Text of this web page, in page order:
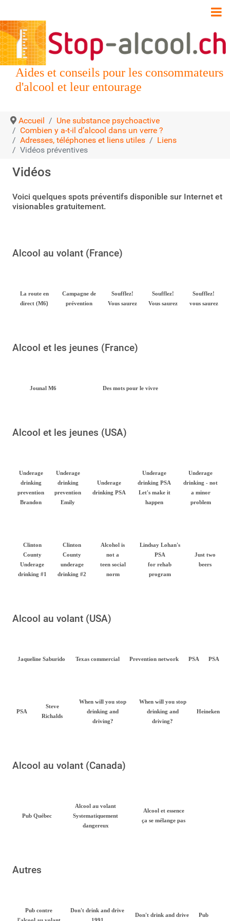
Aides et conseils pour les consommateurs
d'alcool et leur entourage
Accueil
Une substance psychoactive
Combien y a-t-il d’alcool dans un verre ?
Adresses, téléphones et liens utiles
Liens
Vidéos préventives
Vidéos
Voici quelques spots préventifs disponible sur Internet et
visionables gratuitement.
Alcool au volant (France)
La route en
direct (M6)
Campagne de
prévention
Soufflez!
Vous saurez
Soufflez!
Vous saurez
Soufflez!
vous saurez
Alcool et les jeunes (France)
Jounal M6 Des mots pour le vivre
Alcool et les jeunes (USA)
Underage
drinking
prevention
Brandon
Underage
drinking
prevention
Emily
Underage
drinking PSA
Underage
drinking PSA
Let's make it
happen
Underage
drinking - not
a minor
problem
Clinton
County
Underage
drinking #1
Clinton
County
underage
drinking #2
Alcohol is
not a
teen social
norm
Lindsay Lohan's
PSA
for rehab
program
Just two
beers
Alcool au volant (USA)
Jaqueline Saburido Texas commercial Prevention network PSA PSA
PSA
Steve
Richalds
When will you stop
drinking and
driving?
When will you stop
drinking and
driving?
Heineken
Alcool au volant (Canada)
Pub Québec
Alcool au volant
Systematiquement
dangereux
Alcool et essence
ça se mélange pas
Autres
Pub contre
Don't drink and drive
Don't drink and drive Pub